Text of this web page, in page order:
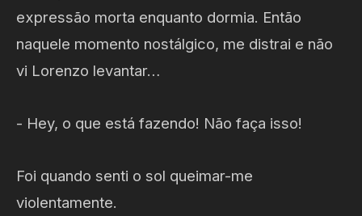
expressão morta enquanto dormia. Então
naquele momento nostálgico, me distrai e não
vi Lorenzo levantar…
- Hey, o que está fazendo! Não faça isso!
Foi quando senti o sol queimar-me
violentamente.